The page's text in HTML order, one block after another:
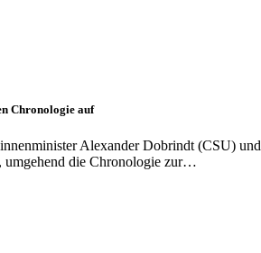
Chronologie auf
Alexander Dobrindt (CSU) und
umgehend die Chronologie zur…